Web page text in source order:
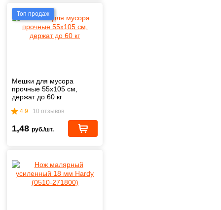
Топ продаж
Мешки для мусора
прочные 55х105 см,
держат до 60 кг
4.9 10 отзывов
1,48 руб./шт.